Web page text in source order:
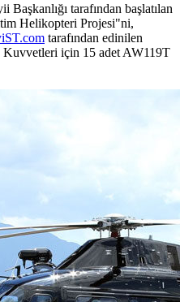
Başkanlığı tarafından başlatılan
Helikopteri Projesi"ni,
tarafından edinilen
için 15 adet AW119T